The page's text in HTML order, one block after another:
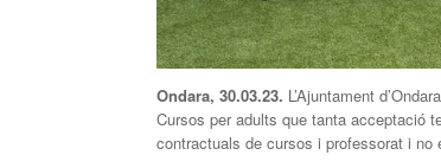
Ondara, 30.03.23. L’Ajuntament
Cursos per adults que tanta acceptació
contractuals de cursos i professorat i no